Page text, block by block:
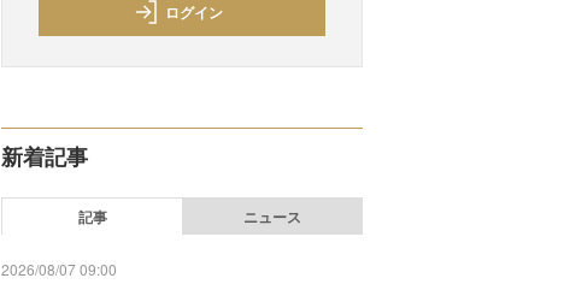
ログイン
新着記事
記事 ニュース
2026/08/07 09:00